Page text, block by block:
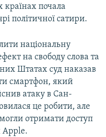
країнах почала
політичної сатири.
національну
на свободу слова та
Штатах суд наказав
смартфон, який
атаку в Сан-
це робити, але
отримати доступ
Apple.